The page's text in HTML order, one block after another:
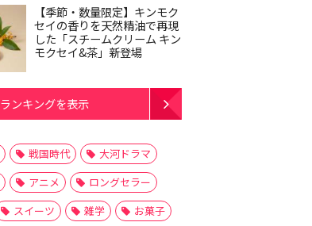
【季節・数量限定】キンモク
セイの香りを天然精油で再現
した「スチームクリーム キン
モクセイ&茶」新登場
ランキングを表示
戦国時代
大河ドラマ
アニメ
ロングセラー
スイーツ 雑学
お菓子